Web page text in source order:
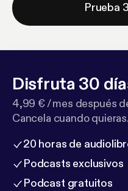
Prueba
Disfruta 30
4,99 € / mes después
Cancela cuando quieras.
20 horas de
Podcasts exclusivos
Podcast gratuitos